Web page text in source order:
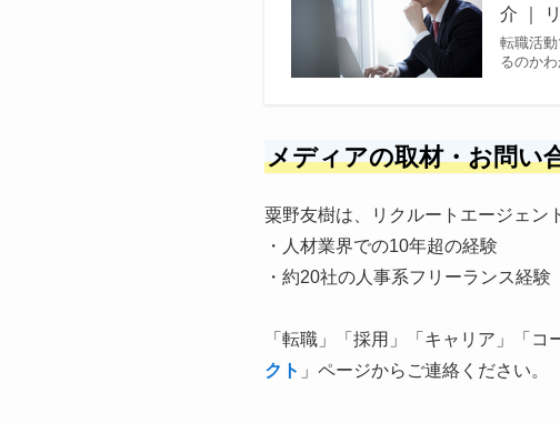
介 ｜
転職活
るのか
メディアの取材・お問い
粟野友樹は、リクルートエージェン
・人材業界での10年超の経験
・約20社の人事系フリーランス経験
「転職」「採用」「キャリア」「
クト 」ページからご連絡ください。